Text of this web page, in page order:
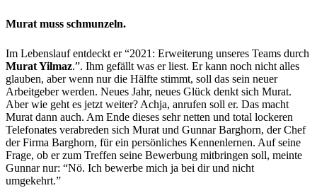
Murat muss schmunzeln.
Im Lebenslauf entdeckt er “2021: Erweiterung unseres Teams durch
Murat Yilmaz.”. Ihm gefällt was er liest. Er kann noch nicht alles
glauben, aber wenn nur die Hälfte stimmt, soll das sein neuer
Arbeitgeber werden. Neues Jahr, neues Glück denkt sich Murat.
Aber wie geht es jetzt weiter? Achja, anrufen soll er. Das macht
Murat dann auch. Am Ende dieses sehr netten und total lockeren
Telefonates verabreden sich Murat und Gunnar Barghorn, der Chef
der Firma Barghorn, für ein persönliches Kennenlernen. Auf seine
Frage, ob er zum Treffen seine Bewerbung mitbringen soll, meinte
Gunnar nur: “Nö. Ich bewerbe mich ja bei dir und nicht
umgekehrt.”